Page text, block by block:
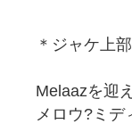
＊ジャケ上
Melaazを迎
メロウ?ミデ